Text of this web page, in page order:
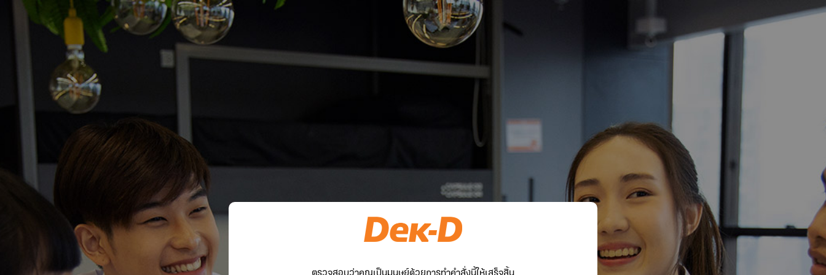
ตรวจสอบว่าคุณเป็นมนุษย์ด้วยการทำคำสั่งนี้ให้เสร็จสิ้น